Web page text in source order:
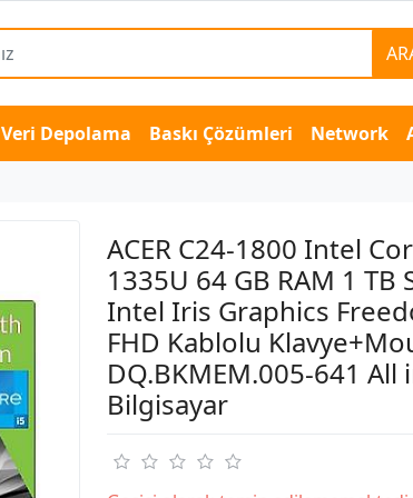
Veri Depolama Baskı Çözümleri Network
ACER C24-1800 Intel
1335U 64 GB RAM 1 TB
Intel Iris Graphics
FHD Kablolu
DQ.BKMEM.005-641 All
Bilgisayar